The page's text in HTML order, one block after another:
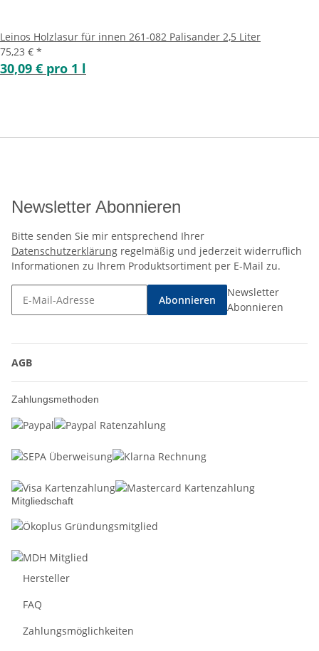
Leinos Holzlasur für innen 261-082 Palisander 2,5 Liter
75,23 € *
30,09 € pro 1 l
Newsletter Abonnieren
Bitte senden Sie mir entsprechend Ihrer
Datenschutzerklärung regelmäßig und jederzeit widerruflich
Informationen zu Ihrem Produktsortiment per E-Mail zu.
Abonnieren
Newsletter
Abonnieren
AGB
Zahlungsmethoden
Mitgliedschaft
Hersteller
FAQ
Zahlungsmöglichkeiten